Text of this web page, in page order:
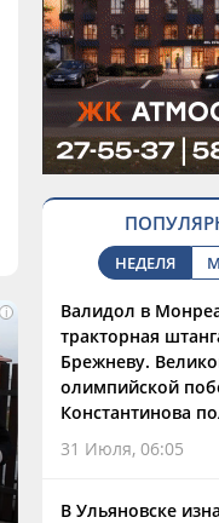
i
НЕДЕЛЯ
Валидол в
тракторная
Брежневу.
олимпийской
Константинова
31 Июля, 06:05
В Ульяновске